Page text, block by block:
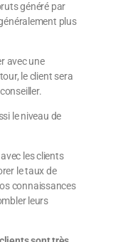
généré par
plus
avec une
le client sera
le niveau de
les clients
le taux de
connaissances
leurs